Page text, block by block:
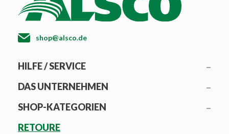
shop@alsco.de
HILFE / SERVICE
DAS UNTERNEHMEN
SHOP-KATEGORIEN
RETOURE